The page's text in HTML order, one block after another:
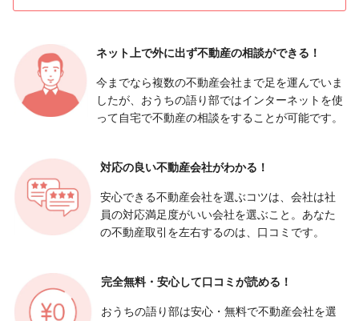
ネット上で外に出ず不動産の相談ができる！
今までなら複数の不動産会社まで足を運んでいま
したが、おうちの語り部ではインターネットを使
って自宅で不動産の相談をすることが可能です。
対応の良い不動産会社がわかる！
安心できる不動産会社を選ぶコツは、会社は社
員の対応満足度がいい会社を選ぶこと。あなた
の不動産取引を左右するのは、口コミです。
完全無料・安心して口コミが読める！
おうちの語り部は安心・無料で不動産会社を選